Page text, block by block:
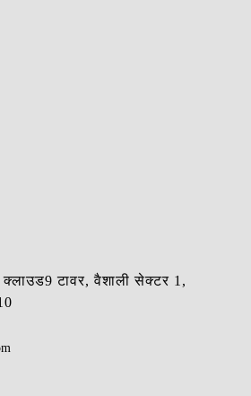
टावर, वैशाली सेक्टर 1,